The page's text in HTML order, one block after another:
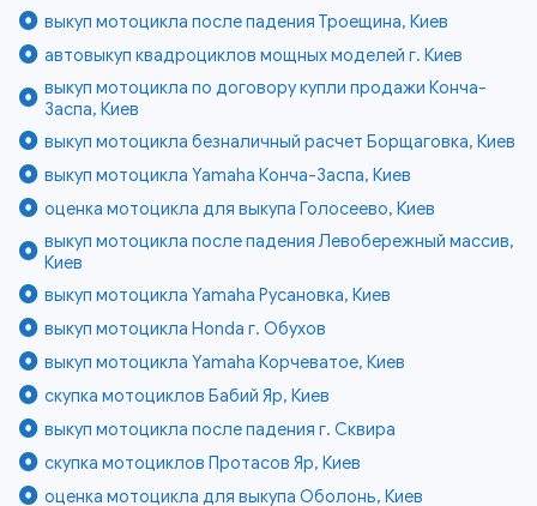
выкуп мотоцикла после падения Троещина, Киев
автовыкуп квадроциклов мощных моделей г. Киев
выкуп мотоцикла по договору купли продажи Конча-
Заспа, Киев
выкуп мотоцикла безналичный расчет Борщаговка, Киев
выкуп мотоцикла Yamaha Конча-Заспа, Киев
оценка мотоцикла для выкупа Голосеево, Киев
выкуп мотоцикла после падения Левобережный массив,
Киев
выкуп мотоцикла Yamaha Русановка, Киев
выкуп мотоцикла Honda г. Обухов
выкуп мотоцикла Yamaha Корчеватое, Киев
скупка мотоциклов Бабий Яр, Киев
выкуп мотоцикла после падения г. Сквира
скупка мотоциклов Протасов Яр, Киев
оценка мотоцикла для выкупа Оболонь, Киев